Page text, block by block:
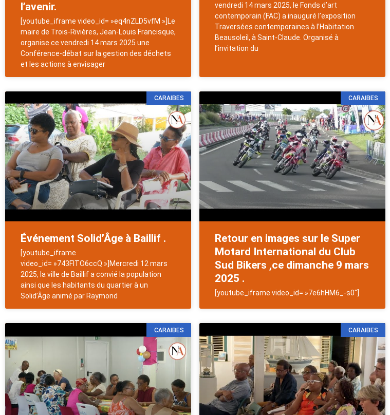
l’avenir.
[youtube_iframe video_id= »eq4nZLD5vfM »]Le
maire de Trois-Rivières, Jean-Louis Francisque,
organise ce vendredi 14 mars 2025 une
Conférence-débat sur la gestion des déchets
et les actions à envisager
vendredi 14 mars 2025, le Fonds d’art
contemporain (FAC) a inauguré l’exposition
Traversées contemporaines à l’Habitation
Beausoleil, à Saint-Claude. Organisé à
l’invitation du
CARAIBES
Événement Solid’Âge à Baillif .
[youtube_iframe
video_id= »743FlTO6ccQ »]Mercredi 12 mars
2025, la ville de Baillif a convié la population
ainsi que les habitants du quartier à un
Solid’Âge animé par Raymond
CARAIBES
Retour en images sur le Super
Motard International du Club
Sud Bikers ,ce dimanche 9 mars
2025 .
[youtube_iframe video_id= »7e6hHM6_-s0″]
CARAIBES CARAIBES